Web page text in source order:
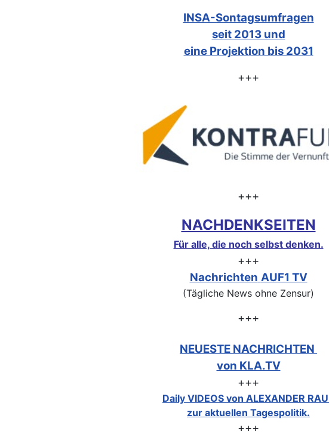
INSA-Sontagsumfragen
seit 2013 und
eine Projektion bis 2031
+++
+++
NACHDENKSEITEN
Für alle, die noch selbst denken.
+++
Nachrichten AUF1 TV
(Tägliche News ohne Zensur)
+++
NEUESTE NACHRICHTEN
von KLA.TV
+++
Daily VIDEOS von ALEXANDER
zur aktuellen Tagespolitik.
+++